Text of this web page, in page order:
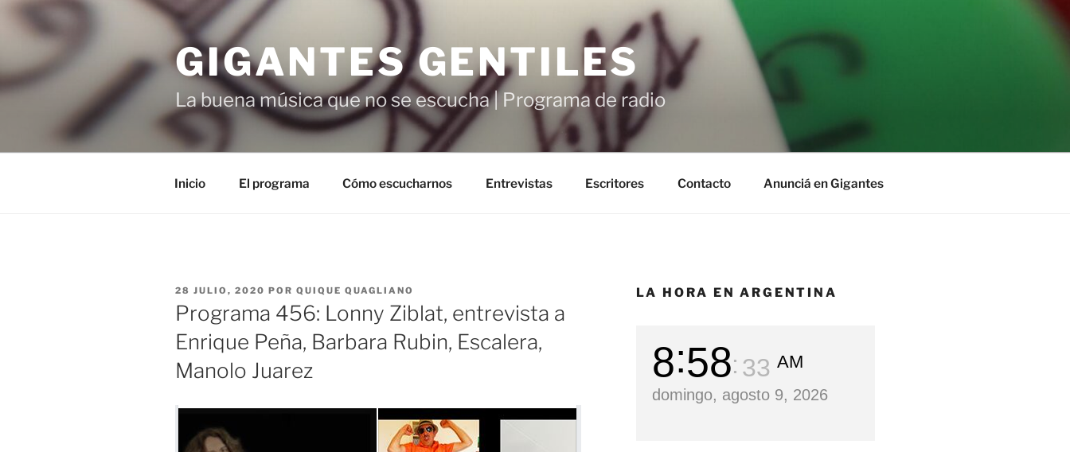
Saltar
GIGANTES GENTILES
La buena música que no se escucha | Programa de radio
Inicio El programa Cómo escucharnos Entrevistas Escritores Contacto Anunciá en Gigantes
PUBLICADO
EL
28 JULIO, 2020 POR QUIQUE QUAGLIANO
Programa 456: Lonny Ziblat, entrevista a
Enrique Peña, Barbara Rubin, Escalera,
Manolo Juarez
LA HORA EN ARGENTINA
8 58 34 AM
domingo, agosto 9, 2026